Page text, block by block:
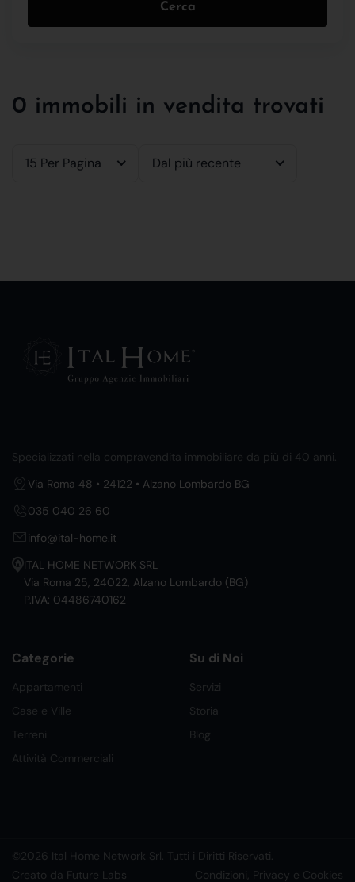
Cerca
0 immobili in vendita trovati
15 Per Pagina Dal più recente
Specializzati nella compravendita immobiliare da più di 40 anni.
Via Roma 48 • 24122 • Alzano Lombardo BG
035 040 26 60
info@ital-home.it
ITAL HOME NETWORK SRL
Via Roma 25, 24022, Alzano Lombardo (BG)
P.IVA: 04486740162
Categorie
Appartamenti
Case e Ville
Terreni
Attività Commerciali
Su di Noi
Servizi
Storia
Blog
©2026 Ital Home Network Srl. Tutti i Diritti Riservati.
Creato da Future Labs
Condizioni, Privacy e Cookies